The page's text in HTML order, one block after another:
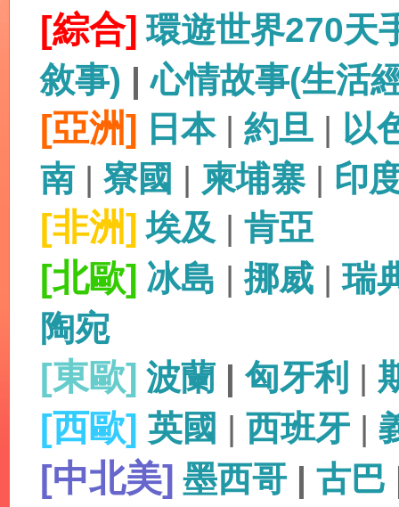
[綜合] 環遊世界270天
敘事) |心情故事(生活
[亞洲] 日本| 約旦 | 以
南 | 寮國 | 柬埔寨| 印
[非洲] 埃及 | 肯亞
[北歐] 冰島 |挪威 |瑞
陶宛
[東歐] 波蘭 | 匈牙利 |
[西歐] 英國 | 西班牙 |
[中北美] 墨西哥 | 古巴